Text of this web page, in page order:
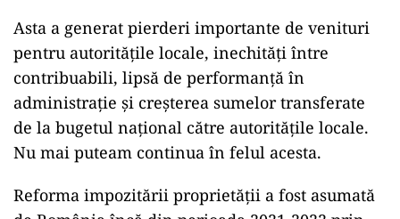
Asta a generat pierderi importante de venituri
pentru autoritățile locale, inechități între
contribuabili, lipsă de performanță în
administrație și creşterea sumelor transferate
de la bugetul național către autoritățile locale.
Nu mai puteam continua în felul acesta.
Reforma impozitării proprietății a fost asumată